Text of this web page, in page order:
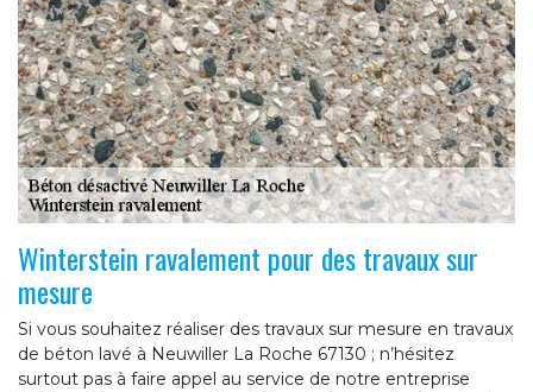
Winterstein ravalement pour des travaux sur
mesure
Si vous souhaitez réaliser des travaux sur mesure en travaux
de béton lavé à Neuwiller La Roche 67130 ; n’hésitez
surtout pas à faire appel au service de notre entreprise